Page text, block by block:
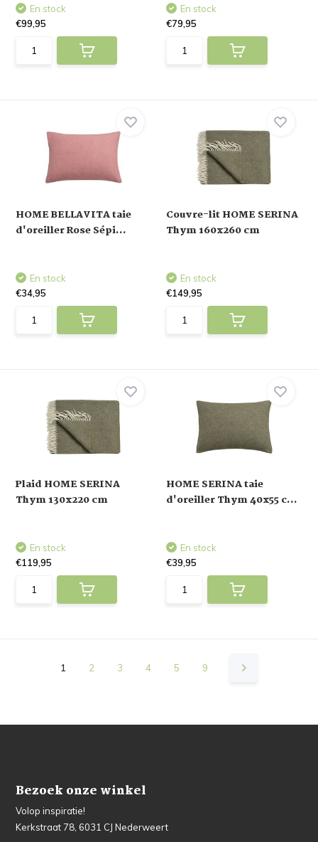
En stock
€99,95
En stock
€79,95
HOME BELLAVITA taie
d'oreiller Rose Sépi...
En stock
€34,95
Couvre-lit HOME SERINA
Thym 160x260 cm
En stock
€149,95
Plaid HOME SERINA
Thym 130x220 cm
En stock
€119,95
HOME SERINA taie
d'oreiller Thym 40x55 c...
En stock
€39,95
1 2 3 4 5 9
Bezoek onze winkel
Volop inspiratie!
Kerkstraat 78, 6031 CJ Nederweert